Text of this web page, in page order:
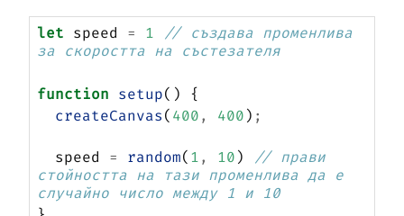
let speed = 1
// създава променлива
за скоростта на състезателя
function setup() {
createCanvas(400, 400) ;
  speed
= random(1, 10)
// прави
стойността на тази променлива да е
случайно число между 1 и 10